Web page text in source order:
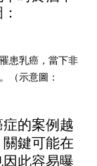
患乳癌，當下非
（示意圖：
的案例越
鍵可能在
此容易曝